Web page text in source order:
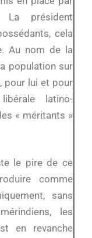
La président
cela
Au nom de la
population sur
pour lui et pour
latino-
« méritants »
le pire de ce
comme
sans
les
en revanche